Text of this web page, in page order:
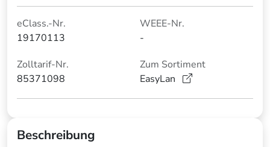
eClass.-Nr.
19170113
WEEE-Nr.
-
Zolltarif-Nr.
85371098
Zum Sortiment
EasyLan
Beschreibung